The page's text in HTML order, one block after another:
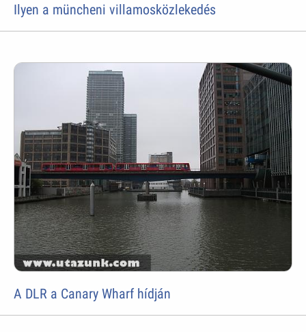
Ilyen a müncheni villamosközlekedés
A DLR a Canary Wharf hídján